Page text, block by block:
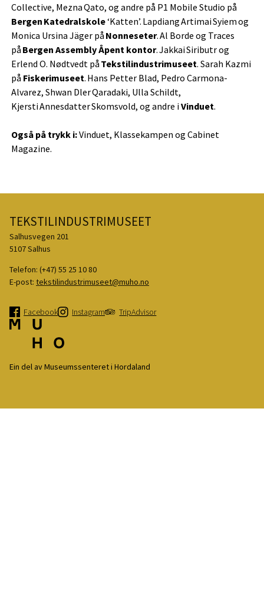
Collective, Mezna Qato, og andre på P1 Mobile Studio på
Bergen Katedralskole‘Katten’. Lapdiang Artimai Syiem og
Monica Ursina Jäger på Nonneseter. Al Borde og Traces
på Bergen Assembly Åpent kontor. Jakkai Siributr og
Erlend O. Nødtvedt på Tekstilindustrimuseet. Sarah Kazmi
på Fiskerimuseet. Hans Petter Blad, Pedro Carmona-
Alvarez, Shwan Dler Qaradaki, Ulla Schildt,
Kjersti Annesdatter Skomsvold, og andre iVinduet.
Også på trykk i:Vinduet, Klassekampen og Cabinet
Magazine.
TEKSTILINDUSTRIMUSEET
Salhusvegen 201
5107 Salhus
Telefon: (+47) 55 25 10 80
E-post: tekstilindustrimuseet@muho.no
Facebook Instagram TripAdvisor
Ein del av Museumssenteret i Hordaland